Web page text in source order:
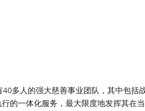
多人的强大慈善事业团队，其中包括
的一体化服务，最大限度地发挥其在